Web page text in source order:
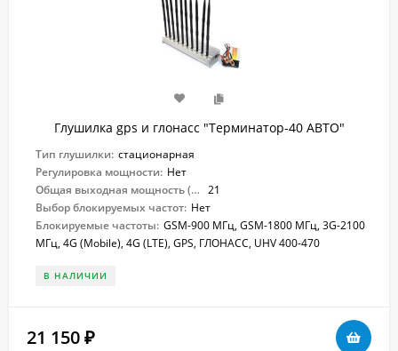
Глушилка gps и глонасс "Терминатор-40 АВТО"
Тип глушилки: стационарная
Регулировка мощности: Нет
Общая выходная мощность (Вт): 21
Выбор блокируемых частот: Нет
Блокируемые частоты: GSM-900 МГц, GSM-1800 МГц, 3G-2100
МГц, 4G (Mobile), 4G (LTE), GPS, ГЛОНАСС, UHV 400-470
В НАЛИЧИИ
21 150 ₽